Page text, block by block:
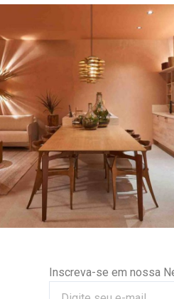
Inscreva-se em nossa